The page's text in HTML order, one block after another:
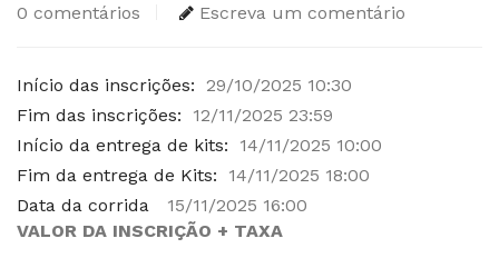
0 comentários Escreva um comentário
Início das inscrições: 29/10/2025 10:30
Fim das inscrições:
12/11/2025 23:59
Início da entrega de kits:
14/11/2025 10:00
Fim da entrega de Kits:
14/11/2025 18:00
Data da corrida
15/11/2025 16:00
VALOR DA INSCRIÇÃO + TAXA